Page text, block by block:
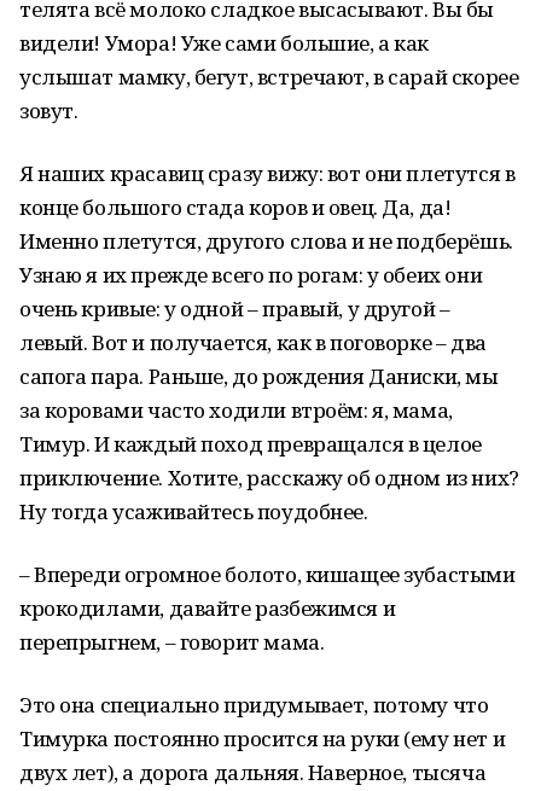
телята всё молоко сладкое высасывают. Вы бы
видели! Умора! Уже сами большие, а как
услышат мамку, бегут, встречают, в сарай скорее
зовут.
Я наших красавиц сразу вижу: вот они плетутся в
конце большого стада коров и овец. Да, да!
Именно плетутся, другого слова и не подберёшь.
Узнаю я их прежде всего по рогам: у обеих они
очень кривые: у одной – правый, у другой –
левый. Вот и получается, как в поговорке – два
сапога пара. Раньше, до рождения Даниски, мы
за коровами часто ходили втроём: я, мама,
Тимур. И каждый поход превращался в целое
приключение. Хотите, расскажу об одном из них?
Ну тогда усаживайтесь поудобнее.
– Впереди огромное болото, кишащее зубастыми
крокодилами, давайте разбежимся и
перепрыгнем, – говорит мама.
Это она специально придумывает, потому что
Тимурка постоянно просится на руки (ему нет и
двух лет), а дорога дальняя. Наверное, тысяча